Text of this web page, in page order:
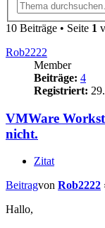
10 Beiträge • Seite 1
Rob2222
Member
Beiträge: 4
Registriert:
VMWare
nicht.
Zitat
Beitragvon Rob2222
Hallo,